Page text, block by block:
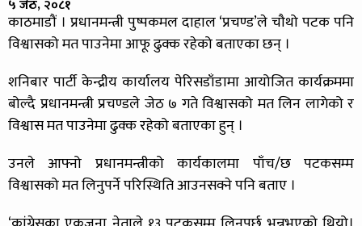
५ जेठ, २०८१
काठमाडौं । प्रधानमन्त्री पुष्पकमल दाहाल ‘प्रचण्ड’ले चौथो पटक पनि
विश्वासको मत पाउनेमा आफू ढुक्क रहेको बताएका छन् ।
शनिबार पार्टी केन्द्रीय कार्यालय पेरिसडाँडामा आयोजित कार्यक्रममा
बोल्दै प्रधानमन्त्री प्रचण्डले जेठ ७ गते विश्वासको मत लिन लागेको र
विश्वास मत पाउनेमा ढुक्क रहेको बताएका हुन् ।
उनले आफ्नो प्रधानमन्त्रीको कार्यकालमा पाँच/छ पटकसम्म
विश्वासको मत लिनुपर्ने परिस्थिति आउनसक्ने पनि बताए ।